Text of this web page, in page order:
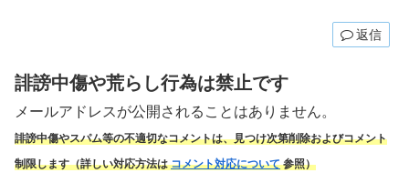
返信
誹謗中傷や荒らし行為は禁止です
メールアドレスが公開されることはありません。
誹謗中傷やスパム等の不適切なコメントは、見つけ次第削除およびコメント
制限します（詳しい対応方法はコメント対応について参照）